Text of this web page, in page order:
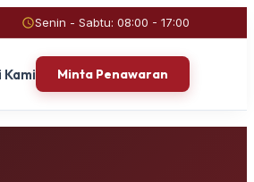
Senin - Sabtu: 08:00 - 17:00
Kami Minta Penawaran